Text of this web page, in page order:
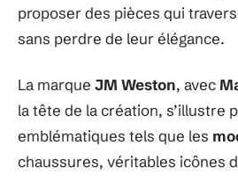
proposer des pièces qui
sans perdre de leur élégance.
La marque JM Weston, avec
la tête de la création, s’illustre
emblématiques tels que les
chaussures, véritables icônes